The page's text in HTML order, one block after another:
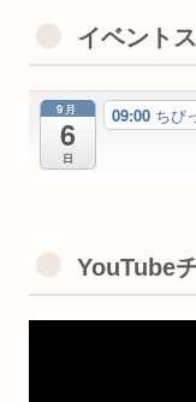
イベント
9月
6
日
09:00 ちび
YouTube